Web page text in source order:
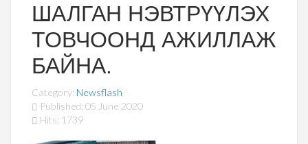
ШАЛГАН НЭВТРҮҮЛЭХ
ТОВЧООНД АЖИЛЛАЖ
БАЙНА.
Category: Newsflash
Published: 05 June 2020
Hits: 1739